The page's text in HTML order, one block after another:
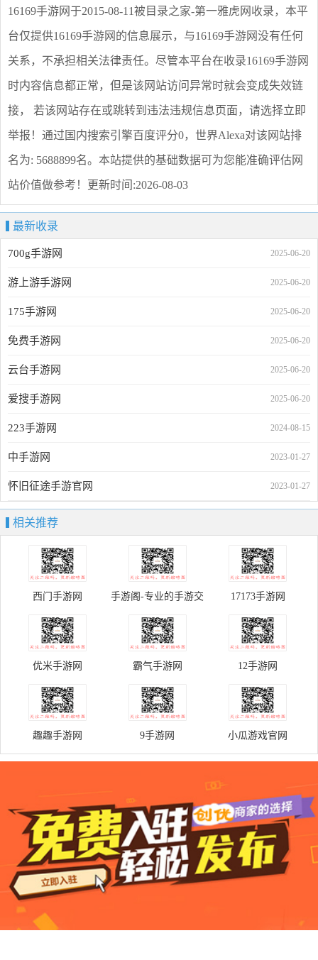
16169手游网 于2015-08-11被目录之家-第一雅虎网收录，本平
台仅提供16169手游网 的信息展示，与16169手游网没有任何
关系，不承担相关法律责任。尽管本平台在收录16169手游网
时内容信息都正常，但是该网站访问异常时就会变成失效链
接， 若该网站存在或跳转到违法违规信息页面，请选择立即
举报 ！通过国内搜索引擎百度评分0，世界Alexa对该网站排
名为: 5688899名。本站提供的基础数据可为您能准确评估网
站价值做参考！ 更新时间:2026-08-03
最新收录
2025-06-20
700g手游网
2025-06-20
游上游手游网
2025-06-20
175手游网
2025-06-20
免费手游网
2025-06-20
云台手游网
2025-06-20
爱搜手游网
2024-08-15
223手游网
2023-01-27
中手游网
2023-01-27
怀旧征途手游官网
相关推荐
西门手游网 手游阁-专业的手游交
易平台
17173手游网
优米手游网 霸气手游网 12手游网
趣趣手游网 9手游网 小瓜游戏官网